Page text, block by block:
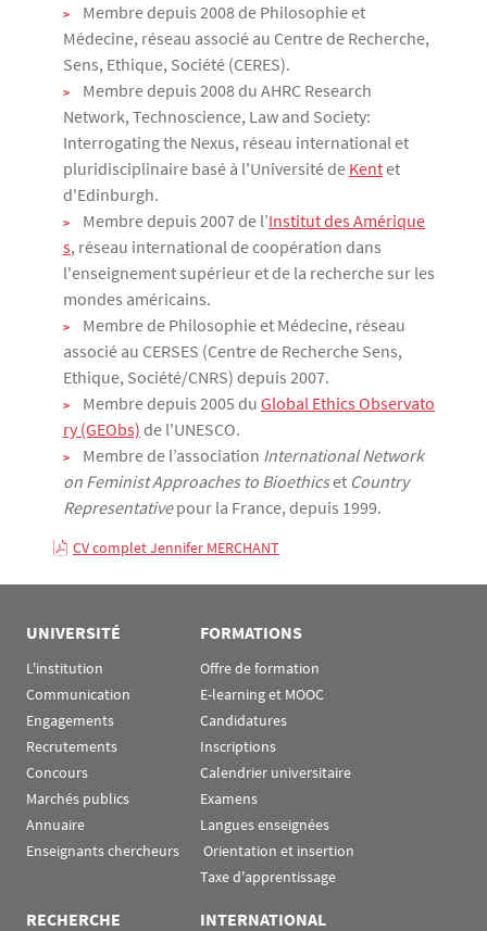
Membre depuis 2008 de Philosophie et
Médecine, réseau associé au Centre de Recherche,
Sens, Ethique, Société (CERES).
Membre depuis 2008 du AHRC Research
Network, Technoscience, Law and Society:
Interrogating the Nexus, réseau international et
pluridisciplinaire basé à l'Université de Kentet
d'Edinburgh.
Membre depuis 2007 de l’Institut des Amérique
s, réseau international de coopération dans
l'enseignement supérieur et de la recherche sur les
mondes américains.
Membre de Philosophie et Médecine, réseau
associé au CERSES (Centre de Recherche Sens,
Ethique, Société/CNRS) depuis 2007.
Membre depuis 2005 du Global Ethics Observato
ry (GEObs) de l'UNESCO.
Membre de l’association International Network
on Feminist Approaches to Bioethicset Country
Representativepour la France, depuis 1999.
CV complet Jennifer MERCHANT
UNIVERSITÉ
L'institution
Communication
Engagements
Recrutements
Concours
Marchés publics
Annuaire
Enseignants chercheurs
FORMATIONS
Offre de formation
E-learning et MOOC
Candidatures
Inscriptions
Calendrier universitaire
Examens
Langues enseignées
Orientation et insertion
Taxe d'apprentissage
RECHERCHE INTERNATIONAL